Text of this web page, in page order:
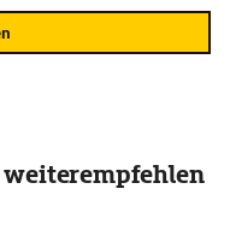
weiterempfehlen